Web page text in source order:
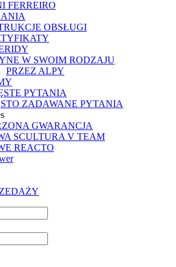
FERREIRO
OBSŁUGI
W SWOIM RODZAJU
PRZEZ ALPY
PYTANIA
ZADAWANE PYTANIA
GWARANCJA
SCULTURA V TEAM
REACTO